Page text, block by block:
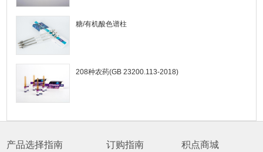
糖/有机酸色谱柱
208种农药(GB 23200.113-2018)
产品选择指南 订购指南 积点商城